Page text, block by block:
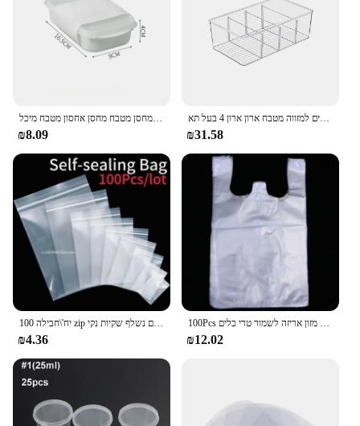
קופסת מזון מקורה בפלסטיק ומאחסן פירות, מחסן מטבח מחסן אחסון מטבח מיכל
₪8.09
אחסון מזון מארגן פחי פלסטיק צלולים למזווה מטבח ארון ארון 4 בעל תא
₪31.58
100 יח'\חבילה zip נעילה קטנה שקית ניילון שקועה לשקית אחסון ואקום נשלף שקיות נקי ziplocks אחסון מזון שקיות ziplock שקיות אחסון zip שקיות
₪4.36
100Pcs סופרמרקט שקיות פלסטיק עם ידית שימושי פלסטיק אחסון שקוף קניות תיק רול מזון אריזה לשמור טרי כלים
₪12.02